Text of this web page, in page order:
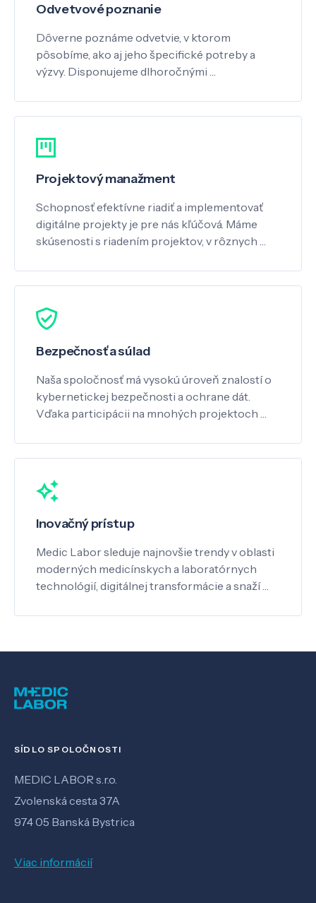
Odvetvové poznanie
Dôverne poznáme odvetvie, v ktorom
pôsobíme, ako aj jeho špecifické potreby a
výzvy. Disponujeme dlhoročnými …
Projektový manažment
Schopnosť efektívne riadiť a implementovať
digitálne projekty je pre nás kľúčová. Máme
skúsenosti s riadením projektov, v rôznych …
Bezpečnosť a súlad
Naša spoločnosť má vysokú úroveň znalostí o
kybernetickej bezpečnosti a ochrane dát.
Vďaka participácii na mnohých projektoch …
Inovačný prístup
Medic Labor sleduje najnovšie trendy v oblasti
moderných medicínskych a laboratórnych
technológií, digitálnej transformácie a snaží …
SÍDLO SPOLOČNOSTI
MEDIC LABOR s.r.o.
Zvolenská cesta 37A
974 05 Banská Bystrica
Viac informácií